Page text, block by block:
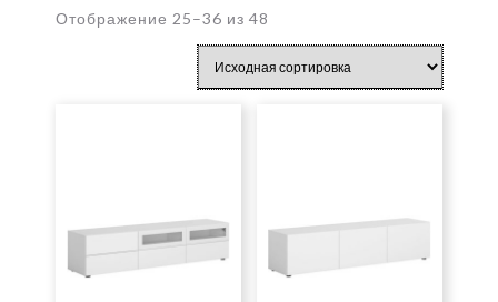
Отображение 25–36 из 48